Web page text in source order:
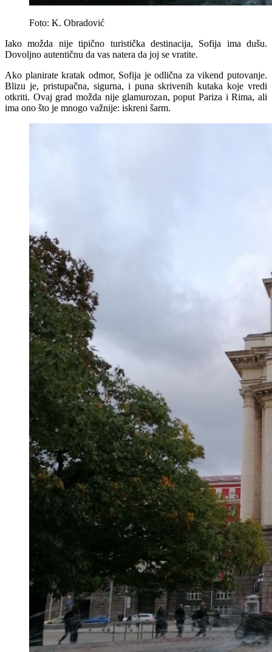
Foto: K. Obradović
Iako možda nije tipično turistička destinacija, Sofija ima dušu.
Dovoljno autentičnu da vas natera da joj se vratite.
Ako planirate kratak odmor, Sofija je odlična za vikend putovanje.
Blizu je, pristupačna, sigurna, i puna skrivenih kutaka koje vredi
otkriti. Ovaj grad možda nije glamurozan, poput Pariza i Rima, ali
ima ono što je mnogo važnije: iskreni šarm.